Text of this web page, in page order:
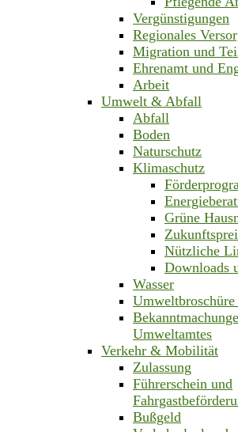
Vergünstigungen
Regionales
Migration und
Ehrenamt und
Arbeit
Umwelt & Abfall
Abfall
Boden
Naturschutz
Klimaschutz
Grüne
Nützliche
Downloads
Wasser
Umweltamtes
Verkehr & Mobilität
Zulassung
Führerschein und
Bußgeld